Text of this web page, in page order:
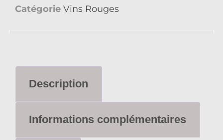
Catégorie Vins Rouges
Description
Informations complémentaires